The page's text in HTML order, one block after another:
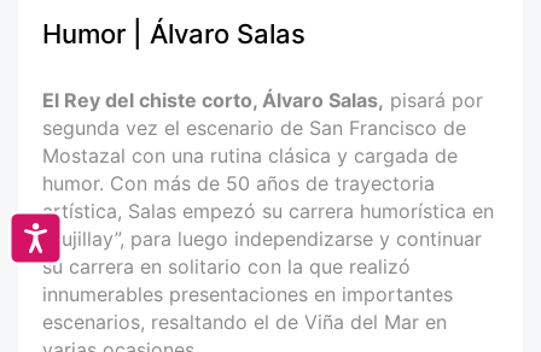
Accesibilidad
Humor | Álvaro Salas
El Rey del chiste corto, Álvaro Salas, pisará por
segunda vez el escenario de San Francisco de
Mostazal con una rutina clásica y cargada de
humor. Con más de 50 años de trayectoria
artística, Salas empezó su carrera humorística en
“Pujillay”, para luego independizarse y continuar
su carrera en solitario con la que realizó
innumerables presentaciones en importantes
escenarios, resaltando el de Viña del Mar en